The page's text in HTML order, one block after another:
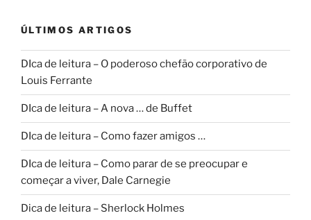
ÚLTIMOS ARTIGOS
DIca de leitura – O poderoso chefão corporativo de
Louis Ferrante
DIca de leitura – A nova … de Buffet
DIca de leitura – Como fazer amigos …
DIca de leitura – Como parar de se preocupar e
começar a viver, Dale Carnegie
Dica de leitura – Sherlock Holmes